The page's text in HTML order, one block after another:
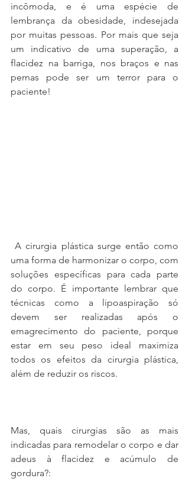
incômoda, e é uma espécie de
lembrança da obesidade, indesejada
por muitas pessoas. Por mais que seja
um indicativo de uma superação, a
flacidez na barriga, nos braços e nas
pernas pode ser um terror para o
paciente!
A cirurgia plástica surge então como
uma forma de harmonizar o corpo, com
soluções específicas para cada parte
do corpo. É importante lembrar que
técnicas como a lipoaspiração só
devem ser realizadas após o
emagrecimento do paciente, porque
estar em seu peso ideal maximiza
todos os efeitos da cirurgia plástica,
além de reduzir os riscos.
Mas, quais cirurgias são as mais
indicadas para remodelar o corpo e dar
adeus à flacidez e acúmulo de
gordura?: